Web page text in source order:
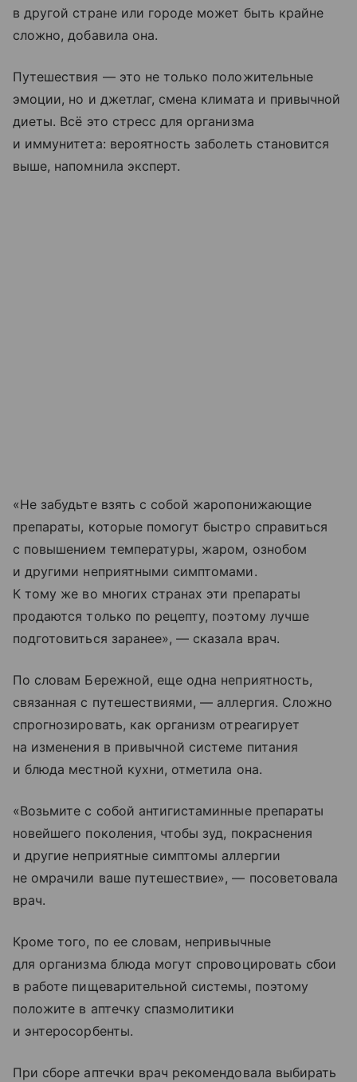
в другой стране или городе может быть крайне
сложно, добавила она.
Путешествия — это не только положительные
эмоции, но и джетлаг, смена климата и привычной
диеты. Всё это стресс для организма
и иммунитета: вероятность заболеть становится
выше, напомнила эксперт.
«Не забудьте взять с собой жаропонижающие
препараты, которые помогут быстро справиться
с повышением температуры, жаром, ознобом
и другими неприятными симптомами.
К тому же во многих странах эти препараты
продаются только по рецепту, поэтому лучше
подготовиться заранее», — сказала врач.
По словам Бережной, еще одна неприятность,
связанная с путешествиями, — аллергия. Сложно
спрогнозировать, как организм отреагирует
на изменения в привычной системе питания
и блюда местной кухни, отметила она.
«Возьмите с собой антигистаминные препараты
новейшего поколения, чтобы зуд, покраснения
и другие неприятные симптомы аллергии
не омрачили ваше путешествие», — посоветовала
врач.
Кроме того, по ее словам, непривычные
для организма блюда могут спровоцировать сбои
в работе пищеварительной системы, поэтому
положите в аптечку спазмолитики
и энтеросорбенты.
При сборе аптечки врач рекомендовала выбирать